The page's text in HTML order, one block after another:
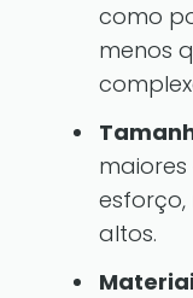
como
menos
altos.